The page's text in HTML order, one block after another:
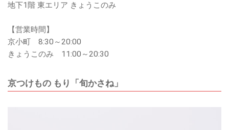
地下1階 東エリア きょうこのみ
【営業時間】
京小町 8:30～20:00
きょうこのみ 11:00～20:30
京つけもの もり「旬かさね」